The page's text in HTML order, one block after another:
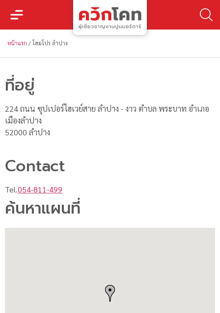
หน้าแรก / โฮมโปร ลำปาง
ที่อยู่
224 ถนน ซุปเปอร์ไฮเวย์สาย ลำปาง - งาว ตำบล พระบาท อำเภอ
เมืองลำปาง
52000 ลำปาง
Contact
Tel.054-811-499
ค้นหาแผนที่